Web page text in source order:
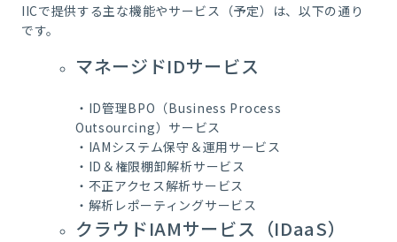
IICで提供する主な機能やサービス（予定）は、以下の通り
です。
マネージドIDサービス
・ID管理BPO（Business Process
Outsourcing）サービス
・IAMシステム保守＆運用サービス
・ID＆権限棚卸解析サービス
・不正アクセス解析サービス
・解析レポーティングサービス
クラウドIAMサービス（IDaaS）